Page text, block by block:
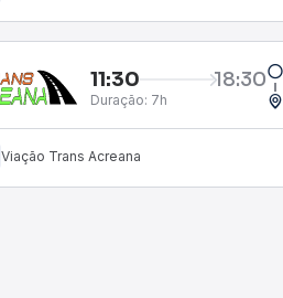
11:30 18:30
Duração: 7h
Viação Trans Acreana